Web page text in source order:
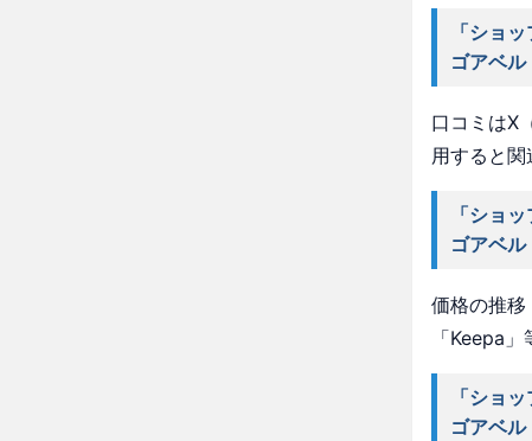
「ショ
ゴアベ
口コミはX
用すると関
「ショ
ゴアベ
価格の推
「Keepa
「ショ
ゴアベ